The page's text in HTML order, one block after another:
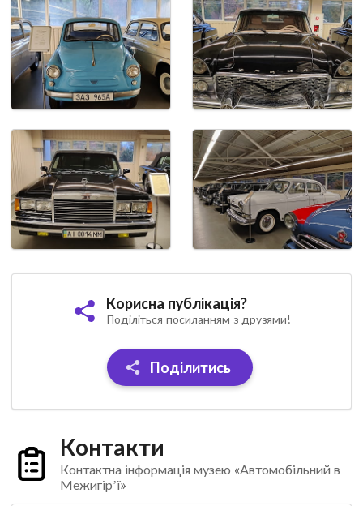
Корисна публікація?
Поділіться посиланням з друзями!
Поділитись
Контакти
Контактна інформація музею «Автомобільний в
Межигір’ї»